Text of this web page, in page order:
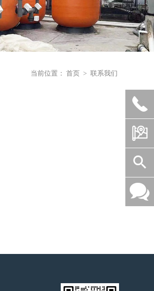




当前位置： 首页 > 联系我们